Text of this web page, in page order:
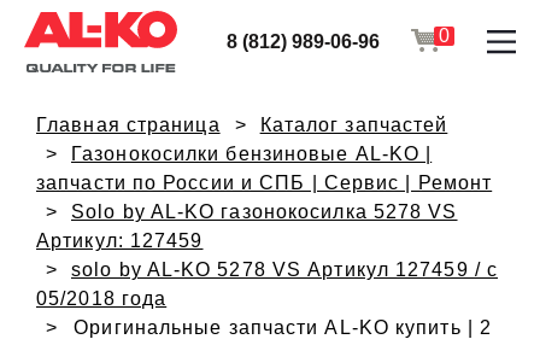
8 (812) 989-06-96 0
Главная страница
Каталог запчастей
Газонокосилки бензиновые AL-KO |
запчасти по России и СПБ | Сервис | Ремонт
Solo by AL-KO газонокосилка 5278 VS
Артикул: 127459
solo by AL-KO 5278 VS Артикул 127459 / с
05/2018 года
Оригинальные запчасти AL-KO купить | 2